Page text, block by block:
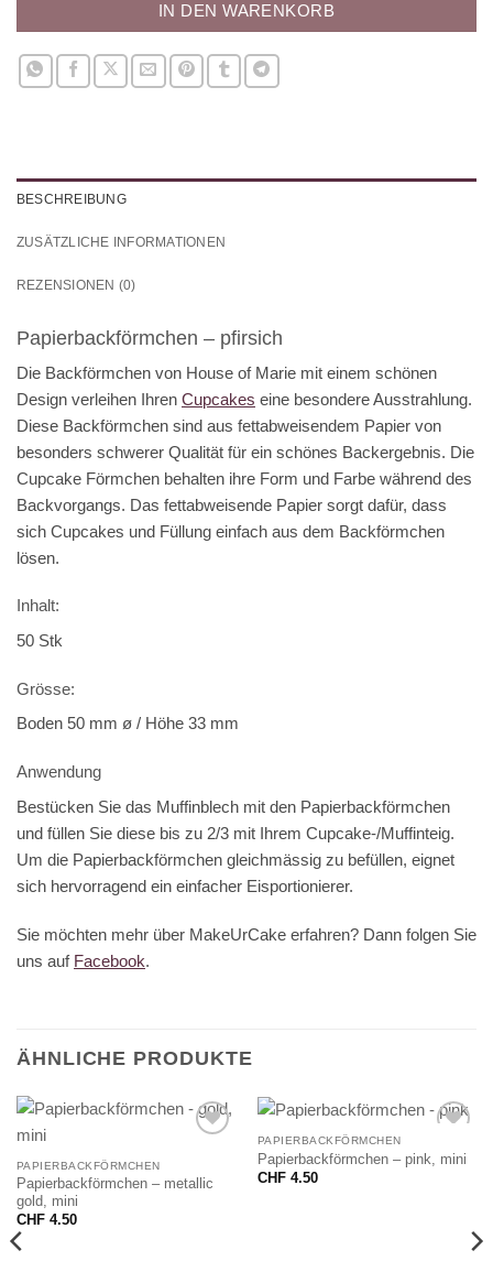
IN DEN WARENKORB
BESCHREIBUNG
ZUSÄTZLICHE INFORMATIONEN
REZENSIONEN (0)
Papierbackförmchen – pfirsich
Die Backförmchen von House of Marie mit einem schönen
Design verleihen Ihren Cupcakes eine besondere Ausstrahlung.
Diese Backförmchen sind aus fettabweisendem Papier von
besonders schwerer Qualität für ein schönes Backergebnis. Die
Cupcake Förmchen behalten ihre Form und Farbe während des
Backvorgangs. Das fettabweisende Papier sorgt dafür, dass
sich Cupcakes und Füllung einfach aus dem Backförmchen
lösen.
Inhalt:
50 Stk
Grösse:
Boden 50 mm ø / Höhe 33 mm
Anwendung
Bestücken Sie das Muffinblech mit den Papierbackförmchen
und füllen Sie diese bis zu 2/3 mit Ihrem Cupcake-/Muffinteig.
Um die Papierbackförmchen gleichmässig zu befüllen, eignet
sich hervorragend ein einfacher Eisportionierer.
Sie möchten mehr über MakeUrCake erfahren? Dann folgen Sie
uns auf Facebook.
ÄHNLICHE PRODUKTE
PAPIERBACKFÖRMCHEN
Papierbackförmchen – metallic
gold, mini
CHF4.50
PAPIERBACKFÖRMCHEN
Papierbackförmchen – pink, mini
CHF4.50